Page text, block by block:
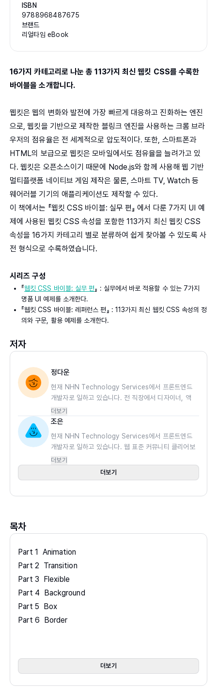
ISBN
9788968487675
브랜드
리얼타임 eBook
16가지 카테고리로 나눈 총 113가지 최신 웹킷 CSS를 수록한
바이블을 소개합니다.
웹킷은 웹의 변화와 발전에 가장 빠르게 대응하고 진화하는 엔진
으로, 웹킷을 기반으로 제작한 블링크 엔진을 사용하는 크롬 브라
우저의 점유율은 전 세계적으로 압도적이다. 또한, 스마트폰과
HTML의 보급으로 웹킷은 모바일에서도 점유율을 늘려가고 있
다. 웹킷은 오픈소스이기 때문에 Node.js와 함께 사용해 웹 기반
멀티플랫폼 네이티브 게임 제작은 물론, 스마트 TV, Watch 등
웨어러블 기기의 애플리케이션도 제작할 수 있다.
이 책에서는 『웹킷 CSS 바이블: 실무 편』 에서 다룬 7가지 UI 예
제에 사용된 웹킷 CSS 속성을 포함한 113가지 최신 웹킷 CSS
속성을 16가지 카테고리 별로 분류하여 쉽게 찾아볼 수 있도록 사
전 형식으로 수록하였습니다.
시리즈 구성
『웹킷 CSS 바이블: 실무 편』 : 실무에서 바로 적용할 수 있는 7가지
명품 UI 예제를 소개한다.
『웹킷 CSS 바이블: 레퍼런스 편』 : 113가지 최신 웹킷 CSS 속성의 정
의와 구문, 활용 예제를 소개한다.
저자
정다운
현재 NHN Technology Services에서 프론트엔드
개발자로 일하고 있습니다. 전 직장에서 디자이너, 액
션스크립터로서의 경험을 통해 웹에서 그려지는
UI/UX에 관해 관심을 두게 되었고, 지금도 웹 기술의
이 외에도 그림을 그리기나 우쿨렐레에도 관심이 많은
개발자입니다.
더보기
조은
현재 NHN Technology Services에서 프론트엔드
개발자로 일하고 있습니다. 웹 표준 커뮤니티 클리어보
스 리더를 맡고 있으며, 한국 웹 표준 프로젝트 멤버로
도 활동하고 있습니다. 치킨을 좋아하며 사람을 만나는
걸 좋아하고 UX에도 관심이 있어, 기술과 인간이 어떻
더보기
더보기
목차
Part 1 Animation
Part 2 Transition
Part 3 Flexible
Part 4 Background
Part 5 Box
Part 6 Border
Part 9 Gradient
Part 10 Margin
Part 11 Marquee
더보기